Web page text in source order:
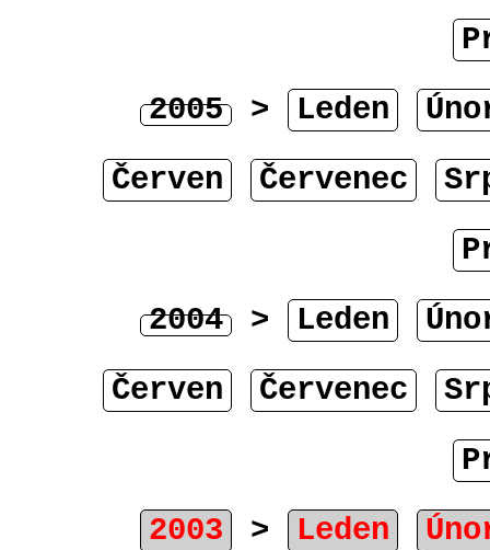
2005 > Leden
Červen
Červenec
2004 > Leden
Červen
Červenec
2003
> Leden